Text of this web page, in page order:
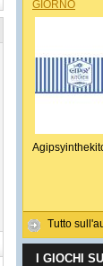
GIORNO
Tutto
I GIOCHI